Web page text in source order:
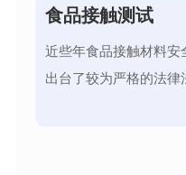
食品接触测试
近些年食品接触材料安
出台了较为严格的法律